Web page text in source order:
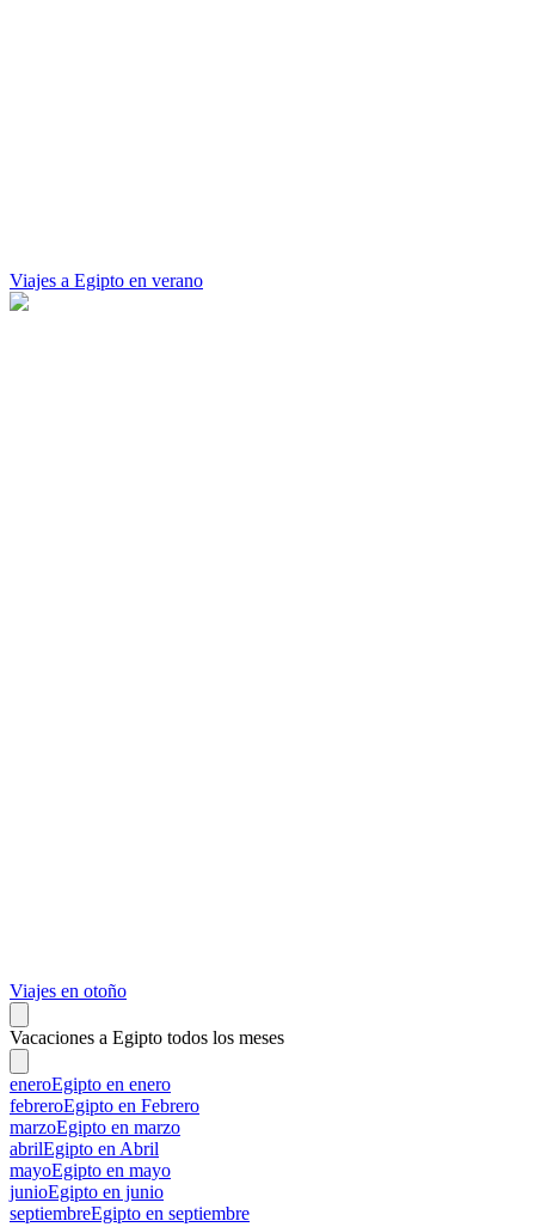
Viajes a Egipto en verano
Viajes en otoño
Vacaciones a Egipto todos los meses
eneroEgipto en enero
febreroEgipto en Febrero
marzoEgipto en marzo
abrilEgipto en Abril
mayoEgipto en mayo
junioEgipto en junio
septiembreEgipto en septiembre